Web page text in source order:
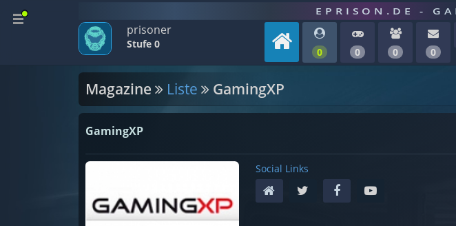
EPRISON.DE -
prisoner
Stufe 0
0 0 0 0
Magazine Liste GamingXP
GamingXP
Social Links